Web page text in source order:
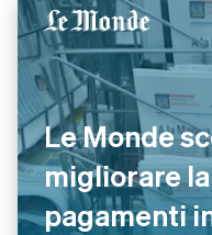
Le Monde
migliorare
pagamenti